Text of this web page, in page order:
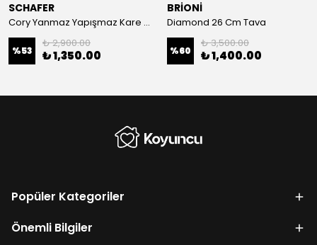
SCHAFER
Cory Yanmaz Yapışmaz Kare Grill Tava-28 Cm
%53
₺ 2,900.00
₺ 1,350.00
BRİONİ
Diamond 26 Cm Tava
%60
₺ 3,500.00
₺ 1,400.00
Popüler Kategoriler
Önemli Bilgiler